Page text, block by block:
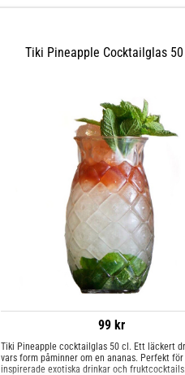
Tiki Pineapple Cocktailglas 50
99 kr
Tiki Pineapple cocktailglas 50 cl. Ett läckert
vars form påminner om en ananas. Perfekt för
inspirerade exotiska drinkar och